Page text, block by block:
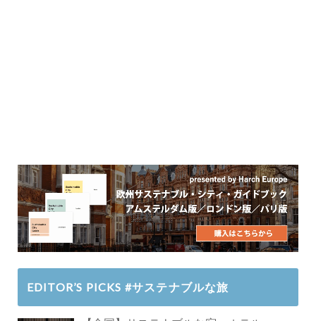
EDITOR’S PICKS #サステナブルな旅